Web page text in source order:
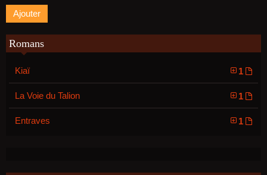
Romans
Kiaï 1
La Voie du Talion 1
Entraves 1